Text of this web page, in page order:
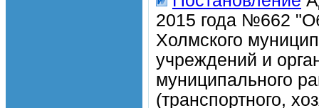
2015 года №662
Холмского
учреждений и
муниципального
(транспортного,